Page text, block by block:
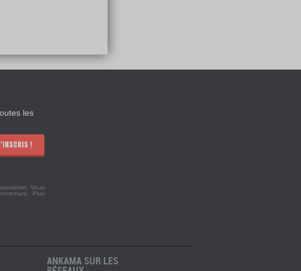
les
!
Vous
Plus
ANKAMA SUR LES